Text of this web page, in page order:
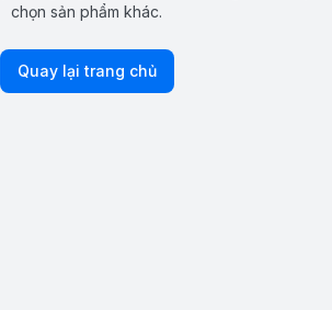
chọn sản phẩm khác.
Quay lại trang chủ